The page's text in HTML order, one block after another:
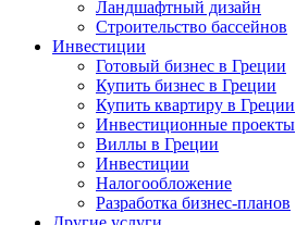
Ландшафтный дизайн
Строительство бассейнов
Инвестиции
Готовый бизнес в Греции
Купить бизнес в Греции
Купить квартиру в Греции
Инвестиционные проекты
Виллы в Греции
Инвестиции
Налогообложение
Разработка бизнес-планов